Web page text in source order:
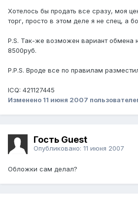
Хотелось бы продать все сразу, моя
торг, просто в этом деле я не спец, а
P.S. Так-же возможен вариант обмена
8500руб.
P.P.S. Вроде все по правилам
ICQ: 421127445
Изменено 11 июня 2007
Гость Guest
Опубликовано: 11 июня 2007
Обложки сам делал?